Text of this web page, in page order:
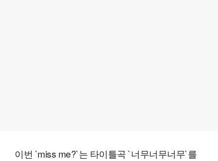
이번 `miss me?`는 타이틀곡 `너무너무너무`를